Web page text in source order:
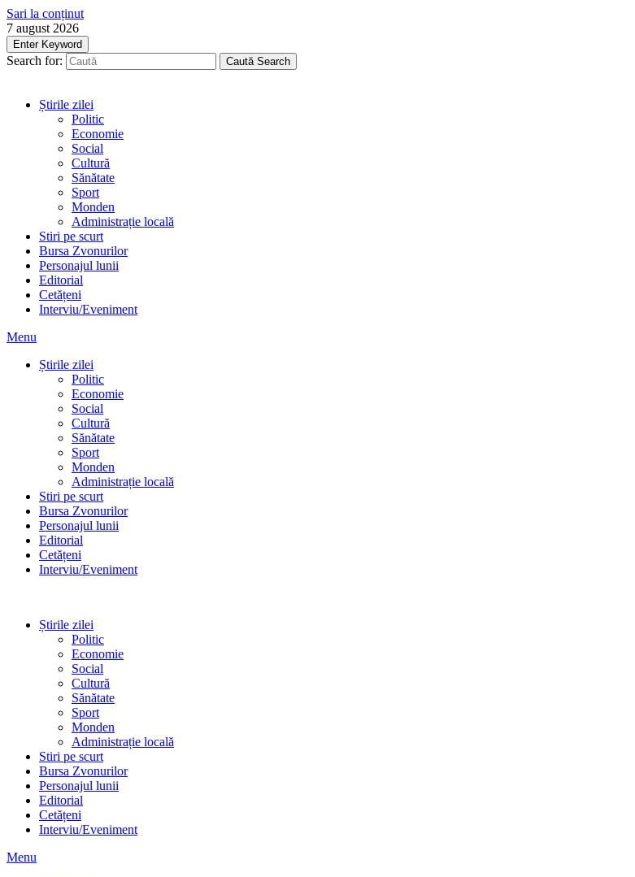
Sari la conținut
7 august 2026
Enter Keyword
Search for: Caută Search
Știrile zilei
Politic
Economie
Social
Cultură
Sănătate
Sport
Monden
Administrație locală
Stiri pe scurt
Bursa Zvonurilor
Personajul lunii
Editorial
Cetățeni
Interviu/Eveniment
Menu
Știrile zilei
Politic
Economie
Social
Cultură
Sănătate
Sport
Monden
Administrație locală
Stiri pe scurt
Bursa Zvonurilor
Personajul lunii
Editorial
Cetățeni
Interviu/Eveniment
Știrile zilei
Politic
Economie
Social
Cultură
Sănătate
Sport
Monden
Administrație locală
Stiri pe scurt
Bursa Zvonurilor
Personajul lunii
Editorial
Cetățeni
Interviu/Eveniment
Menu